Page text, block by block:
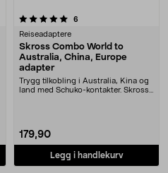
6
Reiseadaptere
Skross Combo World to
Australia, China, Europe
adapter
Trygg tilkobling i Australia, Kina og
land med Schuko-kontakter. Skross
179,90
Legg i handlekurv